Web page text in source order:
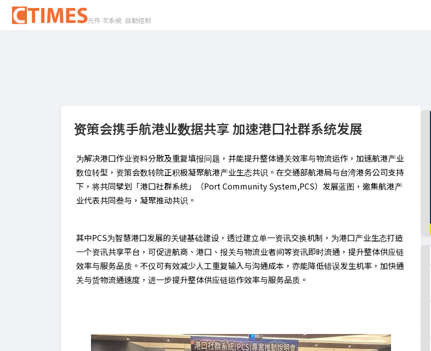
元件 次系統 自動控制
资策会携手航港业数据共享 加速港囗社群系统发展
为解决港囗作业资料分散及重复填报问题，并能提升整体通关效率与物流运作，加速航港产业
数位转型，资策会数转院正积极凝聚航港产业生态共识。在交通部航港局与台湾港务公司支持
下，将共同擘划「港囗社群系统」（Port Community System,PCS）发展蓝图，邀集航港产
业代表共同叁与，凝聚推动共识。
其中PCS为智慧港囗发展的关键基础建设，透过建立单一资讯交换机制，为港囗产业生态打造
一个资讯共享平台，可促进航商、港囗、报关与物流业者间等资讯即时流通，提升整体供应链
效率与服务品质。不仅可有效减少人工重复输入与沟通成本，亦能降低错误发生机率，加快通
关与货物流通速度，进一步提升整体供应链运作效率与服务品质。